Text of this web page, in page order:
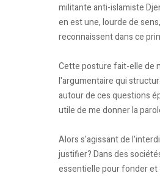
militante anti-islamiste
en est une, lourde de
reconnaissent dans ce
Cette posture fait-elle de
l'argumentaire qui
autour de ces questions
utile de me donner la
Alors s'agissant de
justifier? Dans des
essentielle pour fonder et